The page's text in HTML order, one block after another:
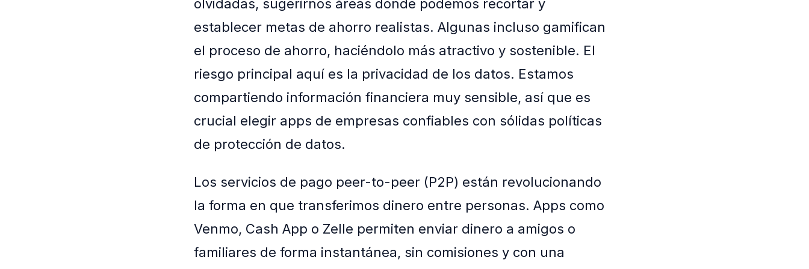
olvidadas, sugerirnos áreas donde podemos recortar y
establecer metas de ahorro realistas. Algunas incluso gamifican
el proceso de ahorro, haciéndolo más atractivo y sostenible. El
riesgo principal aquí es la privacidad de los datos. Estamos
compartiendo información financiera muy sensible, así que es
crucial elegir apps de empresas confiables con sólidas políticas
de protección de datos.
Los servicios de pago peer-to-peer (P2P) están revolucionando
la forma en que transferimos dinero entre personas. Apps como
Venmo, Cash App o Zelle permiten enviar dinero a amigos o
familiares de forma instantánea, sin comisiones y con una